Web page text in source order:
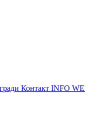
Контакт INFO